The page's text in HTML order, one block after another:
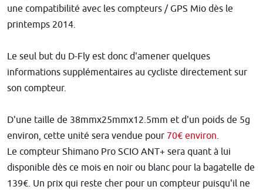
une compatibilité avec les compteurs / GPS Mio dès le
printemps 2014.
Le seul but du D-Fly est donc d'amener quelques
informations supplémentaires au cycliste directement sur
son compteur.
D'une taille de 38mmx25mmx12.5mm et d'un poids de 5g
environ, cette unité sera vendue pour 70€ environ.
Le compteur Shimano Pro SCIO ANT+ sera quant à lui
disponible dès ce mois en noir ou blanc pour la bagatelle de
139€. Un prix qui reste cher pour un compteur puisqu'il ne